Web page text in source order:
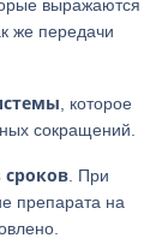
выражаются
же передачи
, которое
сокращений.
. При
препарата на